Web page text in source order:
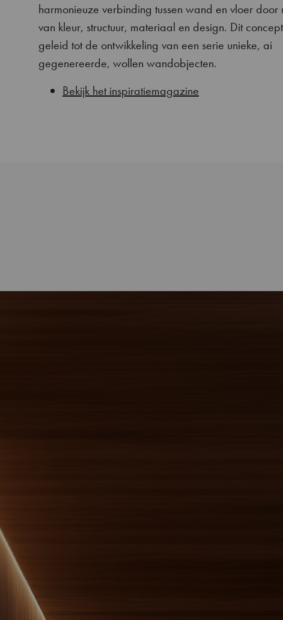
harmonieuze verbinding tussen wand en vloer door
van kleur, structuur, materiaal en design. Dit
geleid tot de ontwikkeling van een serie unieke, ai
gegenereerde, wollen wandobjecten.
Bekijk het inspiratiemagazine